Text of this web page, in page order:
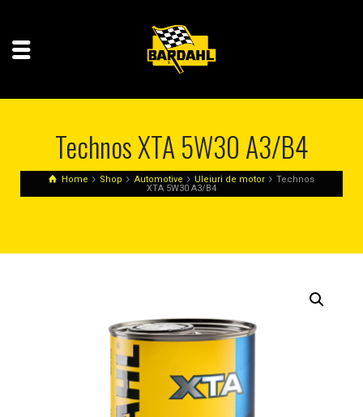
Technos XTA 5W30 A3/B4
Home Shop Automotive Uleiuri de motor
Technos
XTA 5W30 A3/B4